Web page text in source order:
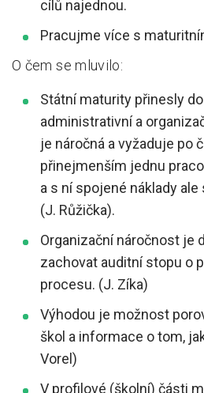
cílů najednou.
Pracujme více s
O čem se mluvilo:
Státní maturity přinesly
administrativní a
je náročná a vyžaduje po
přinejmenším jednu
a s ní spojené náklady
(J. Růžička).
Organizační náročnost je
zachovat auditní stopu o
procesu. (J. Zíka)
Výhodou je možnost
škol a informace o tom,
Vorel)
V profilové (školní) části